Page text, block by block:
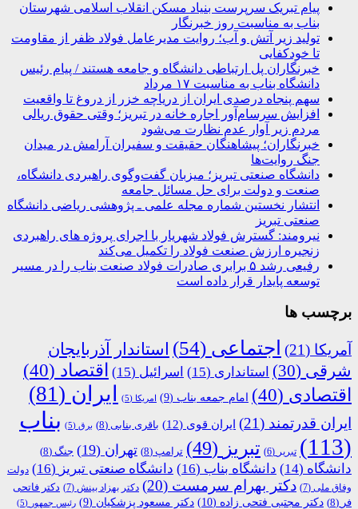
پیام تبریک سرپرست بنیاد مسکن انقلاب اسلامی شهرستان
بناب به مناسبت روز خبرنگار
تولید زیر آتش و آب؛ روایت مدیرعامل فولاد ظفر از مقاومت
تا خودکفایی
خبرنگاران پل ارتباطی دانشگاه و جامعه هستند / پیام رئیس
دانشگاه بناب به مناسبت ۱۷ مرداد
سهم پنجاه درصدی ایران از دریاچه خزر از دروغ تا واقعیت
افزایش سرسام‌آور اجاره خانه در تبریز؛ وقتی حقوق ریالی
مردم زیر آوار عدم نظارت می‌شود
خبرنگاران؛ پیشاهنگان حقیقت و سفیران آرامش در میدان
جنگ روایت‌ها
دانشگاه صنعتی تبریز؛ میزبان گفت‌وگوی راهبردی دانشگاه،
صنعت و دولت برای حل مسائل جامعه
انتشار نخستین شماره مجله علمی ـ پژوهشی ریاضی دانشگاه
صنعتی تبریز
نیرومند: گسترش فولاد شهریار با اجرای پروژه های راهبردی
زنجیره ارزش صنعت فولاد را تکمیل می‌کند
رفیعی رشد ۵ برابری صادرات فولاد صنعت بناب را در مسیر
توسعه پایدار قرار داده است
برچسب ها
آمریکا (21) اجتماعی (54)
استاندار آذربایجان
شرقی (30) استانداری (15) اسرائیل (15) اقتصاد (40)
اقتصادی (40) امام جمعه بناب (9) امریکا (5) ایران (81)
ایران قدرتمند (21) ایران قوی (12) باقری بنابی (8) برق (5)
بناب
(113)
تبریر (6) تبریز (49) ترامپ (8) تهران (19) جنگ (8)
دانشگاه (14) دانشگاه بناب (16) دانشگاه صنعتی تبریز (16)
دولت
وفاق ملی (7) دکتر بهرام سرمست (20) دکتر بهزاد بینش (7)
دکتر فاتحی
فر (8) دکتر مجتبی فتحی زاده (10) دکتر مسعود پزشکیان (9) رئیس جمهور (5)